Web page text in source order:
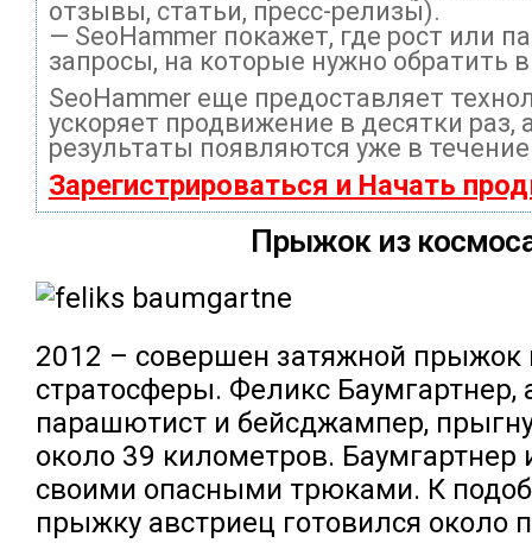
отзывы, статьи, пресс-релизы).
— SeoHammer покажет, где рост или
запросы, на которые нужно обратить
SeoHammer еще предоставляет
ускоряет продвижение в десятки раз,
результаты появляются уже в
Зарегистрироваться и Начать
Прыжок из
2012 – совершен затяжной прыжок
стратосферы. Феликс Баумгартнер,
парашютист и бейсджампер,
около 39 километров. Баумгартнер
своими опасными трюками. К
прыжку австриец готовился около